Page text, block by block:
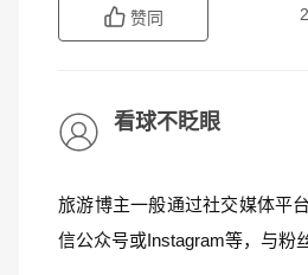
赞同
看球不眨眼
旅游博主一般通过社交媒体平
信公众号或Instagram等，与粉